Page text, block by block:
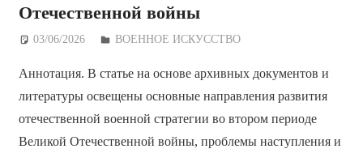
Отечественной войны
03/06/2026 Дежурный по Редакции
ВОЕННОЕ ИСКУССТВО
Аннотация. В статье на основе архивных документов и
литературы освещены основные направления развития
отечественной военной стратегии во втором периоде
Великой Отечественной войны, проблемы наступления и